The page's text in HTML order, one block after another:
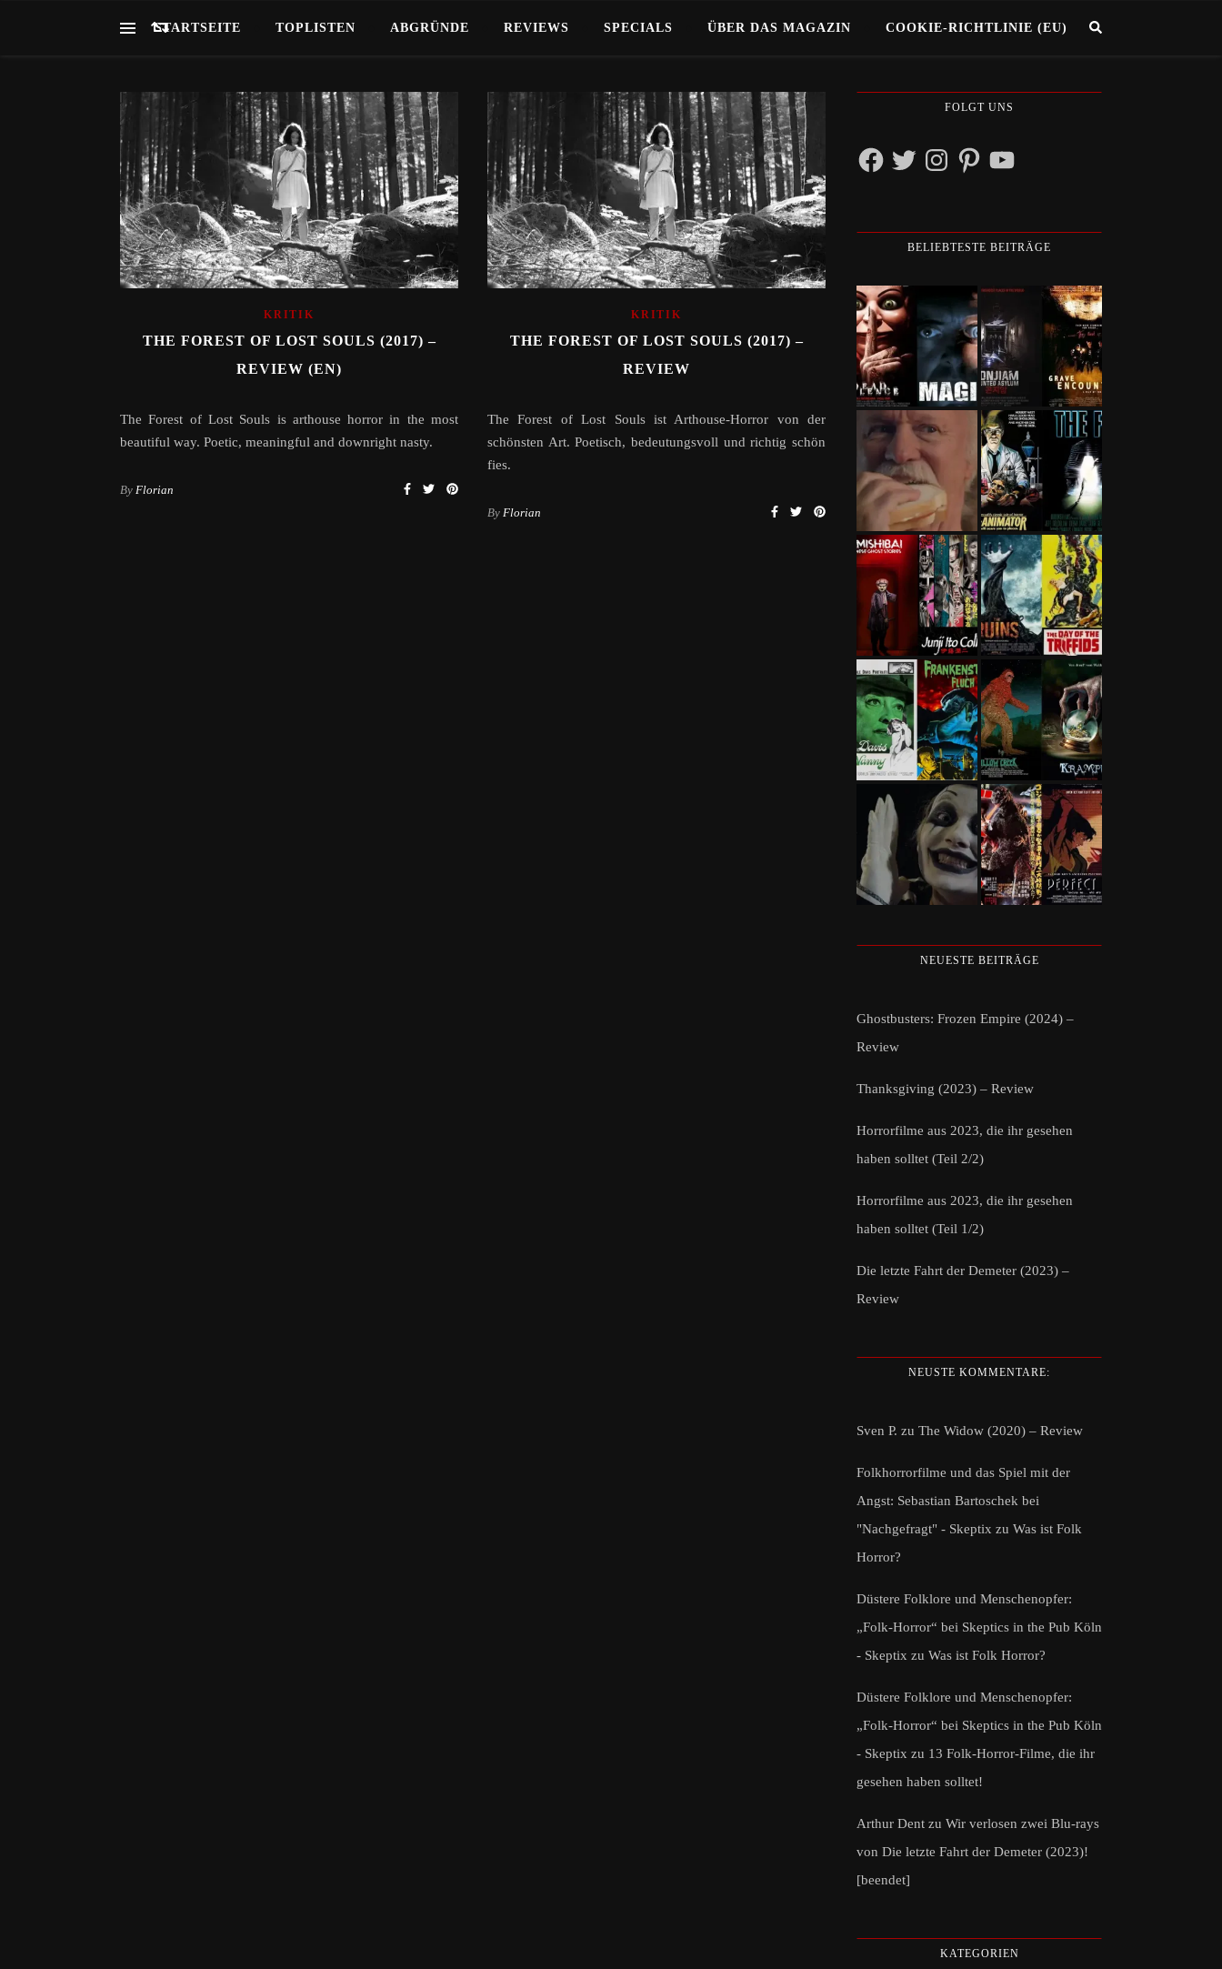
STARTSEITE TOPLISTEN ABGRÜNDE REVIEWS SPECIALS ÜBER DAS MAGAZIN COOKIE-RICHTLINIE (EU)
KRITIK
THE FOREST OF LOST SOULS (2017) –
REVIEW (EN)
The Forest of Lost Souls is arthouse horror in the most
beautiful way. Poetic, meaningful and downright nasty.
By Florian
KRITIK
THE FOREST OF LOST SOULS (2017) –
REVIEW
The Forest of Lost Souls ist Arthouse-Horror von der
schönsten Art. Poetisch, bedeutungsvoll und richtig schön
fies.
By Florian
FOLGT UNS
FacebookTwitterInstagramPinterestYouTube
BELIEBTESTE BEITRÄGE
NEUESTE BEITRÄGE
Ghostbusters: Frozen Empire (2024) –
Review
Thanksgiving (2023) – Review
Horrorfilme aus 2023, die ihr gesehen
haben solltet (Teil 2/2)
Horrorfilme aus 2023, die ihr gesehen
haben solltet (Teil 1/2)
Die letzte Fahrt der Demeter (2023) –
Review
NEUSTE KOMMENTARE:
Sven P. zu The Widow (2020) – Review
Folkhorrorfilme und das Spiel mit der
Angst: Sebastian Bartoschek bei
"Nachgefragt" - Skeptix zu Was ist Folk
Horror?
Düstere Folklore und Menschenopfer:
„Folk-Horror“ bei Skeptics in the Pub Köln
- Skeptix zu Was ist Folk Horror?
Düstere Folklore und Menschenopfer:
„Folk-Horror“ bei Skeptics in the Pub Köln
- Skeptix zu 13 Folk-Horror-Filme, die ihr
gesehen haben solltet!
Arthur Dent zu Wir verlosen zwei Blu-rays
von Die letzte Fahrt der Demeter (2023)!
[beendet]
KATEGORIEN